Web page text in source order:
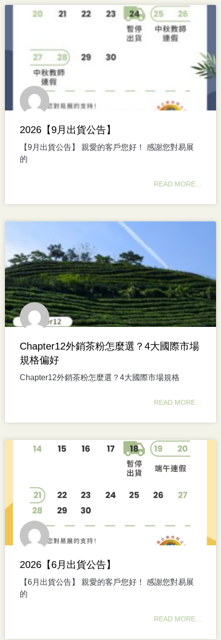
2026【9月出貨公告】
【9月出貨公告】 親愛的客戶您好！ 感謝您對易展
的
READ MORE...
Chapter12外銷茶粉怎麼選？4大國際市場
規格偏好
Chapter12外銷茶粉怎麼選？4大國際市場規格
READ MORE...
2026【6月出貨公告】
【6月出貨公告】 親愛的客戶您好！ 感謝您對易展
的
READ MORE...